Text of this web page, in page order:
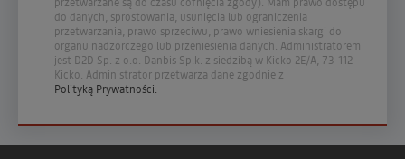
do danych, sprostowania, usunięcia lub ograniczenia
przetwarzania, prawo sprzeciwu, prawo wniesienia skargi do
organu nadzorczego lub przeniesienia danych. Administratorem
jest D2D Sp. z o.o. Danbis Sp.k. z siedzibą w Kicko 2E/A, 73-112
Kicko. Administrator przetwarza dane zgodnie z
Polityką Prywatności.